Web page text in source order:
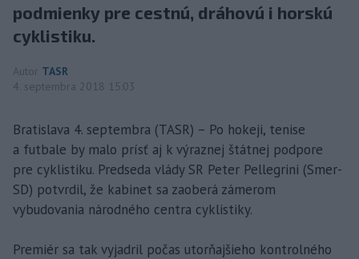
podmienky pre cestnú, dráhovú i horskú
cyklistiku.
Autor TASR
4. septembra 2018 15:03
Bratislava 4. septembra (TASR) – Po hokeji, tenise
a futbale by malo prísť aj k výraznej štátnej podpore
pre cyklistiku. Predseda vlády SR Peter Pellegrini (Smer-
SD) potvrdil, že kabinet sa zaoberá zámerom
vybudovania národného centra cyklistiky.
Premiér sa tak vyjadril počas utorňajšieho kontrolného